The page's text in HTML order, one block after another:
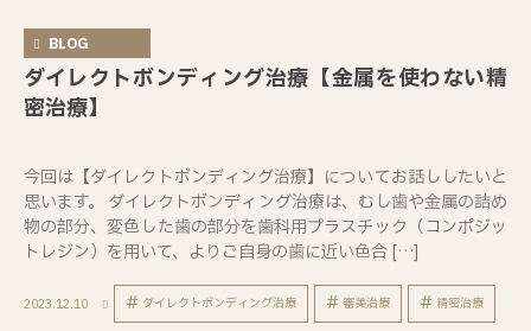
BLOG
ダイレクトボンディング治療【金属を使わない精
密治療】
今回は【ダイレクトボンディング治療】についてお話ししたいと
思います。 ダイレクトボンディング治療は、むし歯や金属の詰め
物の部分、変色した歯の部分を歯科用プラスチック（コンポジッ
トレジン）を用いて、よりご自身の歯に近い色合 […]
2023.12.10 ダイレクトボンディング治療 審美治療 精密治療